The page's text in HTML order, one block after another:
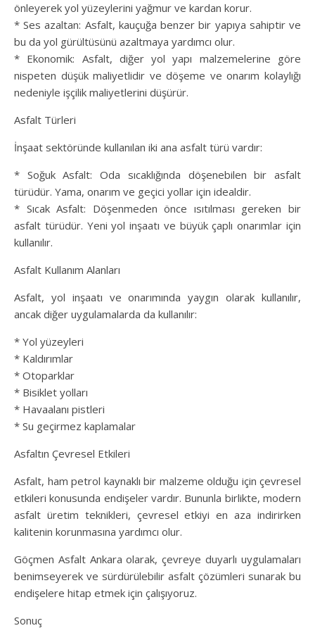
önleyerek yol yüzeylerini yağmur ve kardan korur.
* Ses azaltan: Asfalt, kauçuğa benzer bir yapıya sahiptir ve
bu da yol gürültüsünü azaltmaya yardımcı olur.
* Ekonomik: Asfalt, diğer yol yapı malzemelerine göre
nispeten düşük maliyetlidir ve döşeme ve onarım kolaylığı
nedeniyle işçilik maliyetlerini düşürür.
Asfalt Türleri
İnşaat sektöründe kullanılan iki ana asfalt türü vardır:
* Soğuk Asfalt: Oda sıcaklığında döşenebilen bir asfalt
türüdür. Yama, onarım ve geçici yollar için idealdir.
* Sıcak Asfalt: Döşenmeden önce ısıtılması gereken bir
asfalt türüdür. Yeni yol inşaatı ve büyük çaplı onarımlar için
kullanılır.
Asfalt Kullanım Alanları
Asfalt, yol inşaatı ve onarımında yaygın olarak kullanılır,
ancak diğer uygulamalarda da kullanılır:
* Yol yüzeyleri
* Kaldırımlar
* Otoparklar
* Bisiklet yolları
* Havaalanı pistleri
* Su geçirmez kaplamalar
Asfaltın Çevresel Etkileri
Asfalt, ham petrol kaynaklı bir malzeme olduğu için çevresel
etkileri konusunda endişeler vardır. Bununla birlikte, modern
asfalt üretim teknikleri, çevresel etkiyi en aza indirirken
kalitenin korunmasına yardımcı olur.
Göçmen Asfalt Ankara olarak, çevreye duyarlı uygulamaları
benimseyerek ve sürdürülebilir asfalt çözümleri sunarak bu
endişelere hitap etmek için çalışıyoruz.
Sonuç